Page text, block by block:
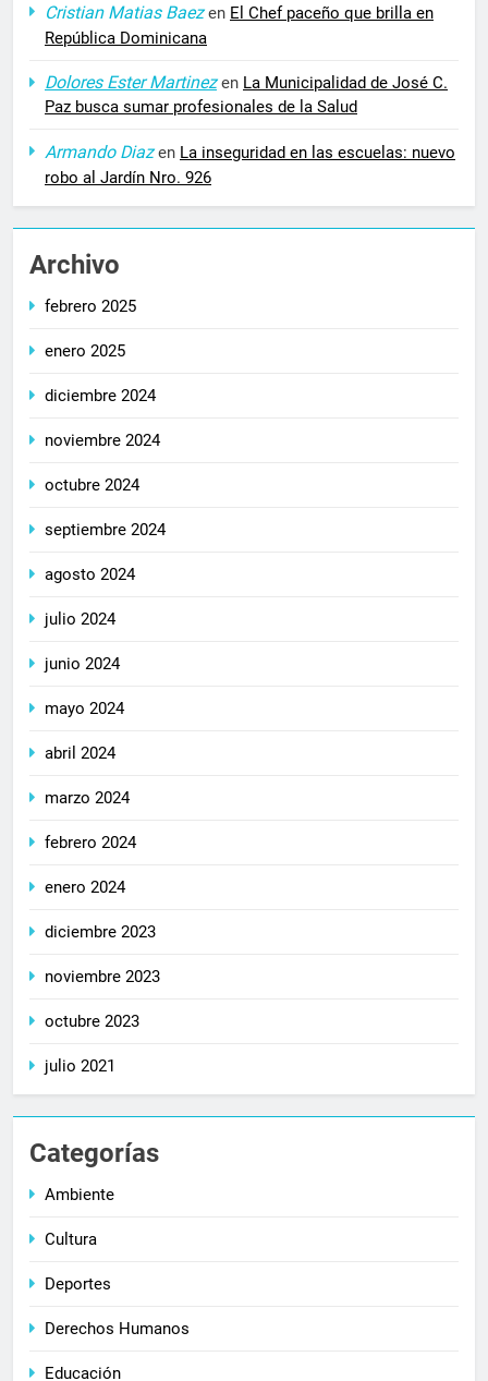
Cristian Matias Baezen El Chef paceño que brilla en
República Dominicana
Dolores Ester Martinezen La Municipalidad de José C.
Paz busca sumar profesionales de la Salud
Armando Diazen La inseguridad en las escuelas: nuevo
robo al Jardín Nro. 926
Archivo
febrero 2025
enero 2025
diciembre 2024
noviembre 2024
octubre 2024
septiembre 2024
agosto 2024
julio 2024
junio 2024
mayo 2024
abril 2024
marzo 2024
febrero 2024
enero 2024
diciembre 2023
noviembre 2023
octubre 2023
julio 2021
Categorías
Ambiente
Cultura
Deportes
Derechos Humanos
Educación